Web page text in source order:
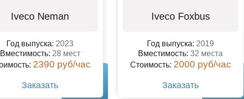
Iveco Neman
Год выпуска: 2023
Вместимость: 28 мест
2390 руб/час
Заказать
Iveco Foxbus
Год выпуска: 2019
Вместимость:32 места
Стоимость: 2000 руб/час
Заказать